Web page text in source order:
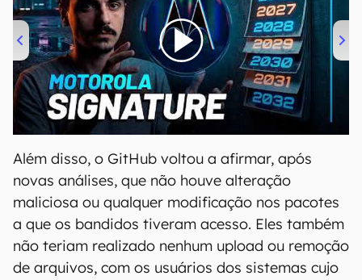
00:00/20:46
Além disso, o GitHub voltou a afirmar, após
novas análises, que não houve alteração
maliciosa ou qualquer modificação nos pacotes
a que os bandidos tiveram acesso. Eles também
não teriam realizado nenhum upload ou remoção
de arquivos, com os usuários dos sistemas cujo